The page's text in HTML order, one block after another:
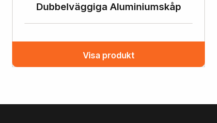
Dubbelväggiga Aluminiumskåp
Visa produkt